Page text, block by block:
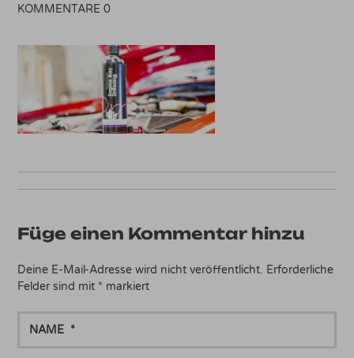
KOMMENTARE 0
Füge einen Kommentar hinzu
Deine E-Mail-Adresse wird nicht veröffentlicht. Erforderliche
Felder sind mit * markiert